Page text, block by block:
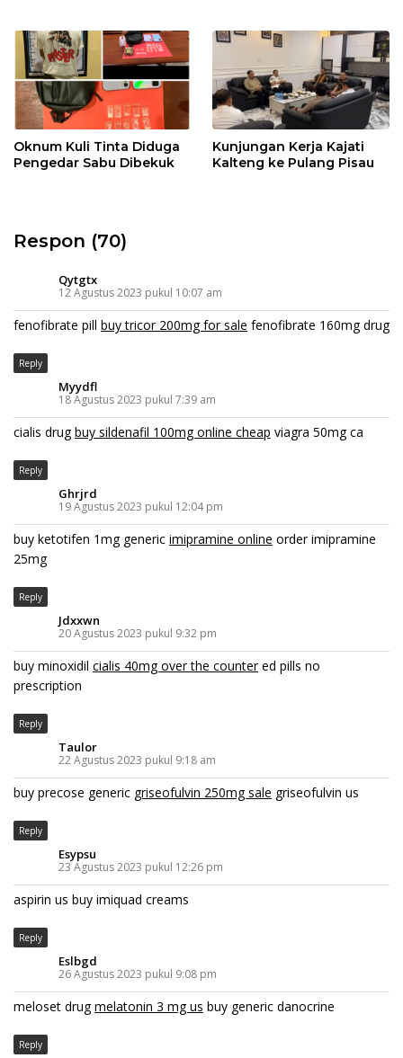
Oknum Kuli Tinta Diduga
Pengedar Sabu Dibekuk
Kunjungan Kerja Kajati
Kalteng ke Pulang Pisau
Respon (70)
Qytgtx
12 Agustus 2023 pukul 10:07 am
fenofibrate pill buy tricor 200mg for sale fenofibrate 160mg drug
Reply
Myydfl
18 Agustus 2023 pukul 7:39 am
cialis drugbuy sildenafil 100mg online cheap viagra 50mg ca
Reply
Ghrjrd
19 Agustus 2023 pukul 12:04 pm
buy ketotifen 1mg generic imipramine online order imipramine
25mg
Reply
Jdxxwn
20 Agustus 2023 pukul 9:32 pm
buy minoxidil cialis 40mg over the countered pills no
prescription
Reply
Taulor
22 Agustus 2023 pukul 9:18 am
buy precose generic griseofulvin 250mg sale griseofulvin us
Reply
Esypsu
23 Agustus 2023 pukul 12:26 pm
aspirin us buy imiquad creams
Reply
Eslbgd
26 Agustus 2023 pukul 9:08 pm
meloset drugmelatonin 3 mg us buy generic danocrine
Reply